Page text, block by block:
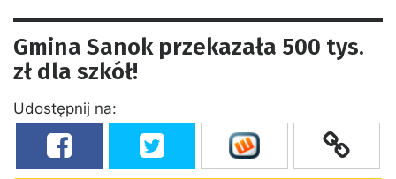
Gmina Sanok przekazała 500 tys.
zł dla szkół!
Udostępnij na: